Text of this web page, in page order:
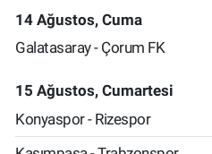
14 Ağustos, Cuma
Galatasaray - Çorum FK
15 Ağustos, Cumartesi
Konyaspor - Rizespor